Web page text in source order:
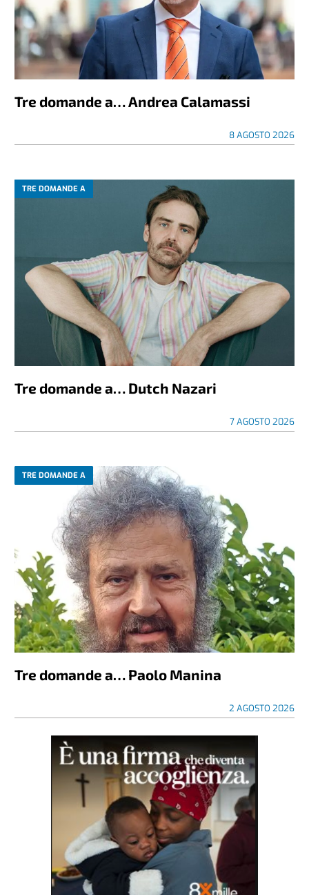
Tre domande a… Andrea Calamassi
8 AGOSTO 2026
TRE DOMANDE A
Tre domande a… Dutch Nazari
7 AGOSTO 2026
TRE DOMANDE A
Tre domande a… Paolo Manina
2 AGOSTO 2026